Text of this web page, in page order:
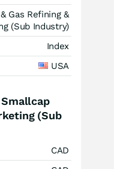
Gas Refining &
(Sub Industry)
Index
USA
(Sub
CAD